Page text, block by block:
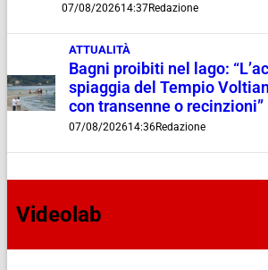
07/08/202614:37Redazione
ATTUALITÀ
Bagni proibiti nel lago:
spiaggia del Tempio
con transenne o recinzioni”
07/08/202614:36Redazione
Videolab